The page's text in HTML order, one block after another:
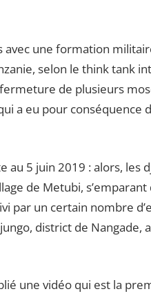
avec une formation
selon le think tank
de plusieurs
a eu pour conséquence
au 5 juin 2019 : alors, les
de Metubi,
par un certain nombre
district de
une vidéo qui est la